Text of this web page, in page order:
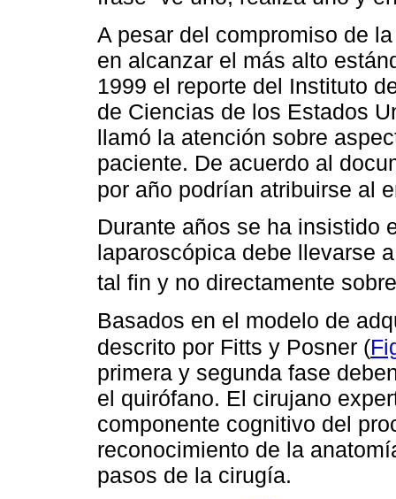
A pesar del compromiso de
en alcanzar el más alto
1999 el reporte del Instituto
de Ciencias de los Estados
llamó la atención sobre
paciente. De acuerdo al
por año podrían atribuirse al
Durante años se ha insistido
laparoscópica debe llevarse
tal fin y no directamente
Basados en el modelo de
descrito por Fitts y Posner (
primera y segunda fase
el quirófano. El cirujano
componente cognitivo del
reconocimiento de la
pasos de la cirugía.